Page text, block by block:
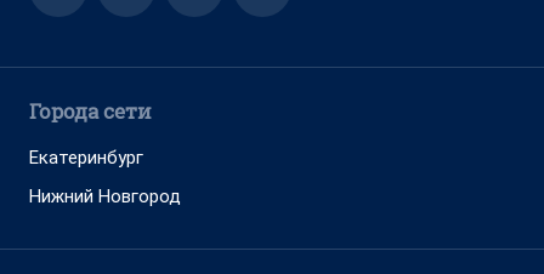
Города сети
Екатеринбург
Нижний Новгород